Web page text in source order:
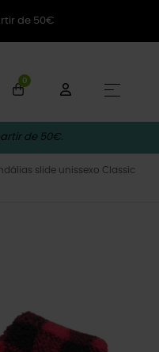
de 50€
0
☰
de 50€.
slide unissexo Classic